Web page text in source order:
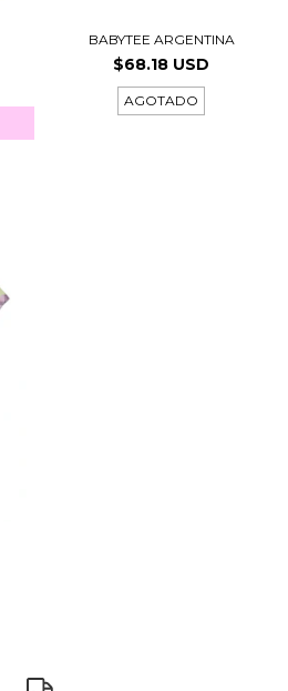
BABYTEE ARGENTINA
$68.18 USD
AGOTADO